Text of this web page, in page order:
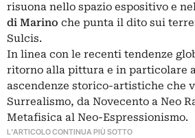
risuona nello spazio espositivo e
di Marino che punta il dito sui
Sulcis.
In linea con le recenti tendenze
ritorno alla pittura e in particolare
ascendenze storico-artistiche che
Surrealismo, da Novecento a Neo
Metafisica al Neo-Espressionismo.
L'ARTICOLO CONTINUA PIÙ SOTTO